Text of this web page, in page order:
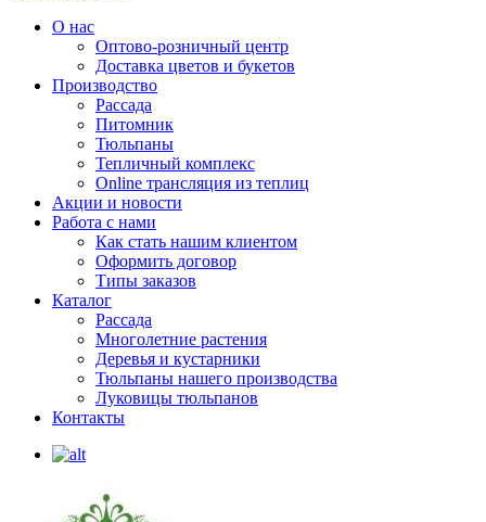
О нас
Оптово-розничный центр
Доставка цветов и букетов
Производство
Рассада
Питомник
Тюльпаны
Тепличный комплекс
Online трансляция из теплиц
Акции и новости
Работа с нами
Как стать нашим клиентом
Оформить договор
Типы заказов
Каталог
Рассада
Многолетние растения
Деревья и кустарники
Тюльпаны нашего производства
Луковицы тюльпанов
Контакты